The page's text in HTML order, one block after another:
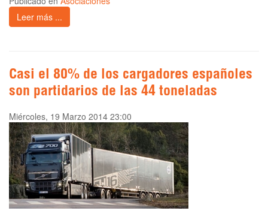
Leer más ...
Casi el 80% de los cargadores españoles
son partidarios de las 44 toneladas
Miércoles, 19 Marzo 2014 23:00